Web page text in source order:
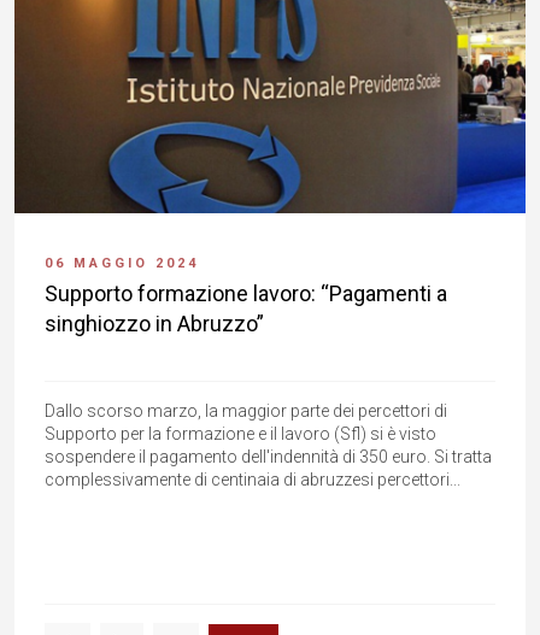
06 MAGGIO 2024
Supporto formazione lavoro: “Pagamenti a
singhiozzo in Abruzzo”
Dallo scorso marzo, la maggior parte dei percettori di
Supporto per la formazione e il lavoro (Sfl) si è visto
sospendere il pagamento dell'indennità di 350 euro. Si tratta
complessivamente di centinaia di abruzzesi percettori...